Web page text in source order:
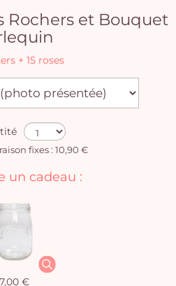
Rochers et Bouquet
+ 15 roses
fixes : 10,90 €
un cadeau :
7,00 €